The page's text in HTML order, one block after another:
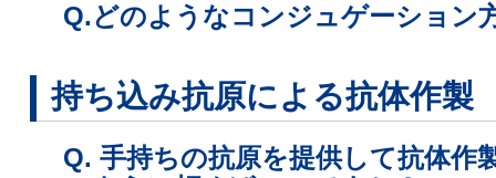
Q.どのようなコンジュゲーション
持ち込み抗原による抗体作製
Q. 手持ちの抗原を提供して抗体作